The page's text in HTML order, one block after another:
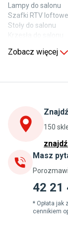
Lampy do salonu
Szafki RTV loftowe
Stoły do salonu
Stoły do kuchni
Szafki kuchenne
Szafki pod
Blaty kuchenne
Jadalnia
Stoły do jadalni
Krzesła do jadalni
Dywany szare
Lampy w stylu
Lampy wiszące
Zobacz więcej
150
Masz
42 21
* Opłata jak
cennikiem